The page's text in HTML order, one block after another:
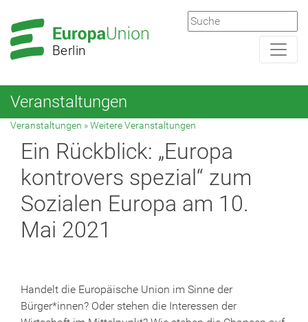
Hauptnavigation
Hauptbereich
Berlin
Veranstaltungen
Veranstaltungen »Weitere Veranstaltungen
Ein Rückblick: „Europa
kontrovers spezial“ zum
Sozialen Europa am 10.
Mai 2021
Handelt die Europäische Union im Sinne der
Bürger*innen? Oder stehen die Interessen der